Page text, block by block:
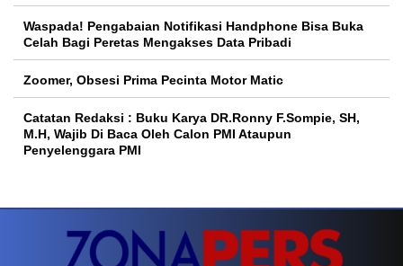
Waspada! Pengabaian Notifikasi Handphone Bisa Buka
Celah Bagi Peretas Mengakses Data Pribadi
Zoomer, Obsesi Prima Pecinta Motor Matic
Catatan Redaksi : Buku Karya DR.Ronny F.Sompie, SH,
M.H, Wajib Di Baca Oleh Calon PMI Ataupun
Penyelenggara PMI